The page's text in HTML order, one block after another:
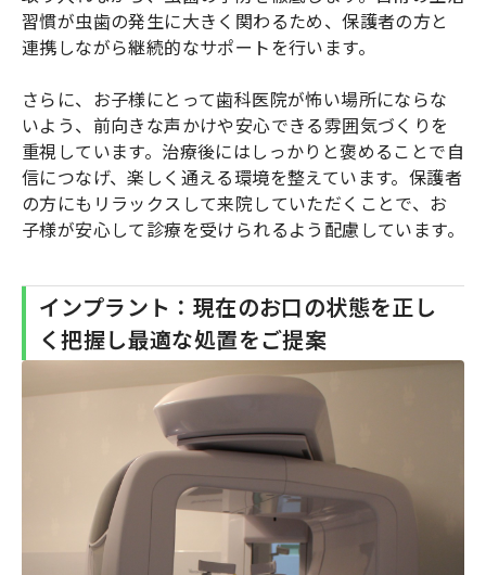
習慣が虫歯の発生に大きく関わるため、保護者の方と
連携しながら継続的なサポートを行います。
さらに、お子様にとって歯科医院が怖い場所にならな
いよう、前向きな声かけや安心できる雰囲気づくりを
重視しています。治療後にはしっかりと褒めることで自
信につなげ、楽しく通える環境を整えています。保護者
の方にもリラックスして来院していただくことで、お
子様が安心して診療を受けられるよう配慮しています。
インプラント：現在のお口の状態を正し
く把握し最適な処置をご提案